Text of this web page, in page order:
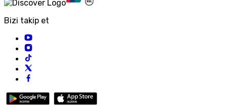
Bizi takip et